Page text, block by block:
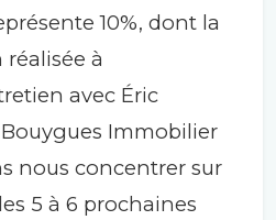
10%, dont la
à
avec Éric
Immobilier
nous concentrer sur
5 à 6 prochaines